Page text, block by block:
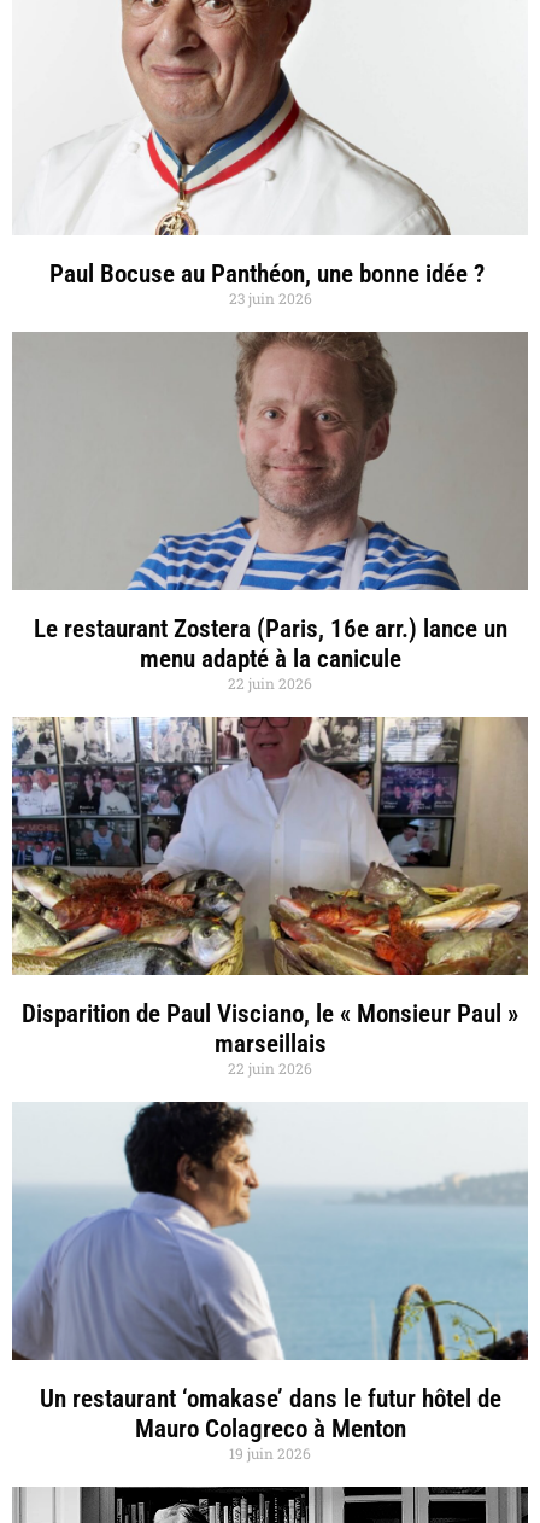
Paul Bocuse au Panthéon, une bonne idée ?
23 juin 2026
Le restaurant Zostera (Paris, 16e arr.) lance un
menu adapté à la canicule
22 juin 2026
Disparition de Paul Visciano, le « Monsieur Paul »
marseillais
22 juin 2026
Un restaurant ‘omakase’ dans le futur hôtel de
Mauro Colagreco à Menton
19 juin 2026